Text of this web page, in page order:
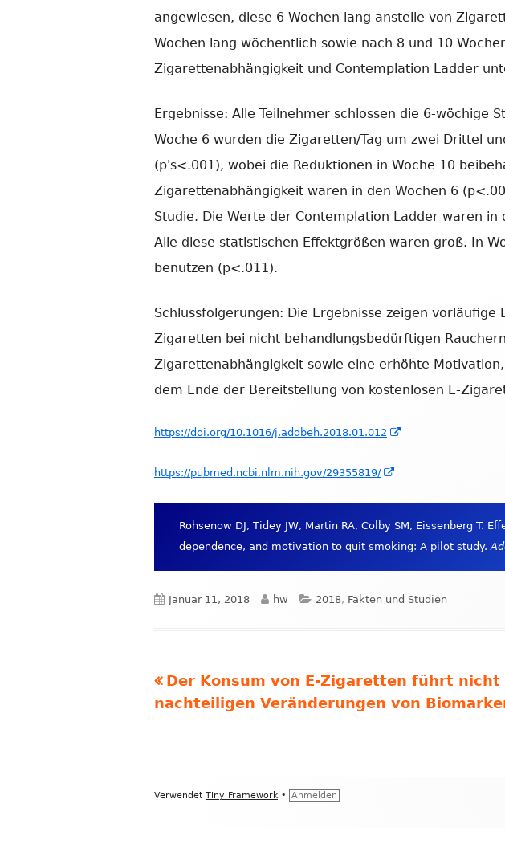
angewiesen, diese 6 Wochen lang anstelle von
Wochen lang wöchentlich sowie nach 8 und 10
Zigarettenabhängigkeit und Contemplation Ladder
Ergebnisse: Alle Teilnehmer schlossen die 6-wöchige
Woche 6 wurden die Zigaretten/Tag um zwei Drittel
(p's<.001), wobei die Reduktionen in Woche 10
Zigarettenabhängigkeit waren in den Wochen 6
Studie. Die Werte der Contemplation Ladder waren
Alle diese statistischen Effektgrößen waren groß. In
benutzen (p<.011).
Schlussfolgerungen: Die Ergebnisse zeigen
Zigaretten bei nicht behandlungsbedürftigen
Zigarettenabhängigkeit sowie eine erhöhte
dem Ende der Bereitstellung von kostenlosen E-
https://doi.org/10.1016/j.addbeh.2018.01.012
https://pubmed.ncbi.nlm.nih.gov/29355819/
Rohsenow DJ, Tidey JW, Martin RA, Colby SM, Eissenberg
dependence, and motivation to quit smoking: A pilot study.
Veröffentlicht
Januar 11, 2018 Autor
hw Kategorien
2018, Fakten und Studien
Beitrags-
Vorheriger
Beitrag:
Der Konsum von E-Zigaretten führt nicht
nachteiligen Veränderungen von
Footer
Verwendet Tiny Framework • Anmelden